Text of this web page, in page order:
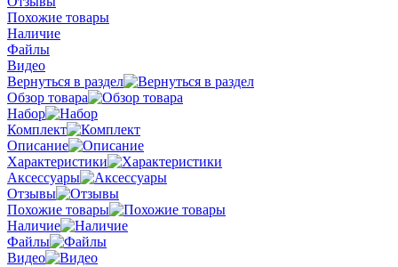
Похожие товары
Наличие
Файлы
Видео
Вернуться в раздел
Обзор товара
Набор
Комплект
Описание
Характеристики
Аксессуары
Отзывы
Похожие товары
Наличие
Файлы
Видео